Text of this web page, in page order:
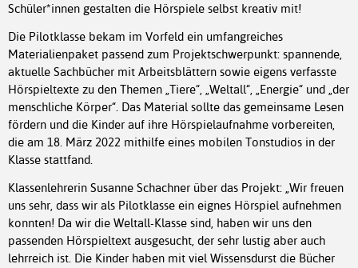
Schüler*innen gestalten die Hörspiele selbst kreativ mit!
Die Pilotklasse bekam im Vorfeld ein umfangreiches
Materialienpaket passend zum Projektschwerpunkt: spannende,
aktuelle Sachbücher mit Arbeitsblättern sowie eigens verfasste
Hörspieltexte zu den Themen „Tiere“, „Weltall“, „Energie“ und „der
menschliche Körper“. Das Material sollte das gemeinsame Lesen
fördern und die Kinder auf ihre Hörspielaufnahme vorbereiten,
die am 18. März 2022 mithilfe eines mobilen Tonstudios in der
Klasse stattfand.
Klassenlehrerin Susanne Schachner über das Projekt: „Wir freuen
uns sehr, dass wir als Pilotklasse ein eignes Hörspiel aufnehmen
konnten! Da wir die Weltall-Klasse sind, haben wir uns den
passenden Hörspieltext ausgesucht, der sehr lustig aber auch
lehrreich ist. Die Kinder haben mit viel Wissensdurst die Bücher